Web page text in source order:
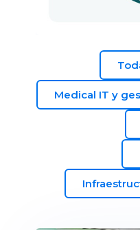
Medical IT y